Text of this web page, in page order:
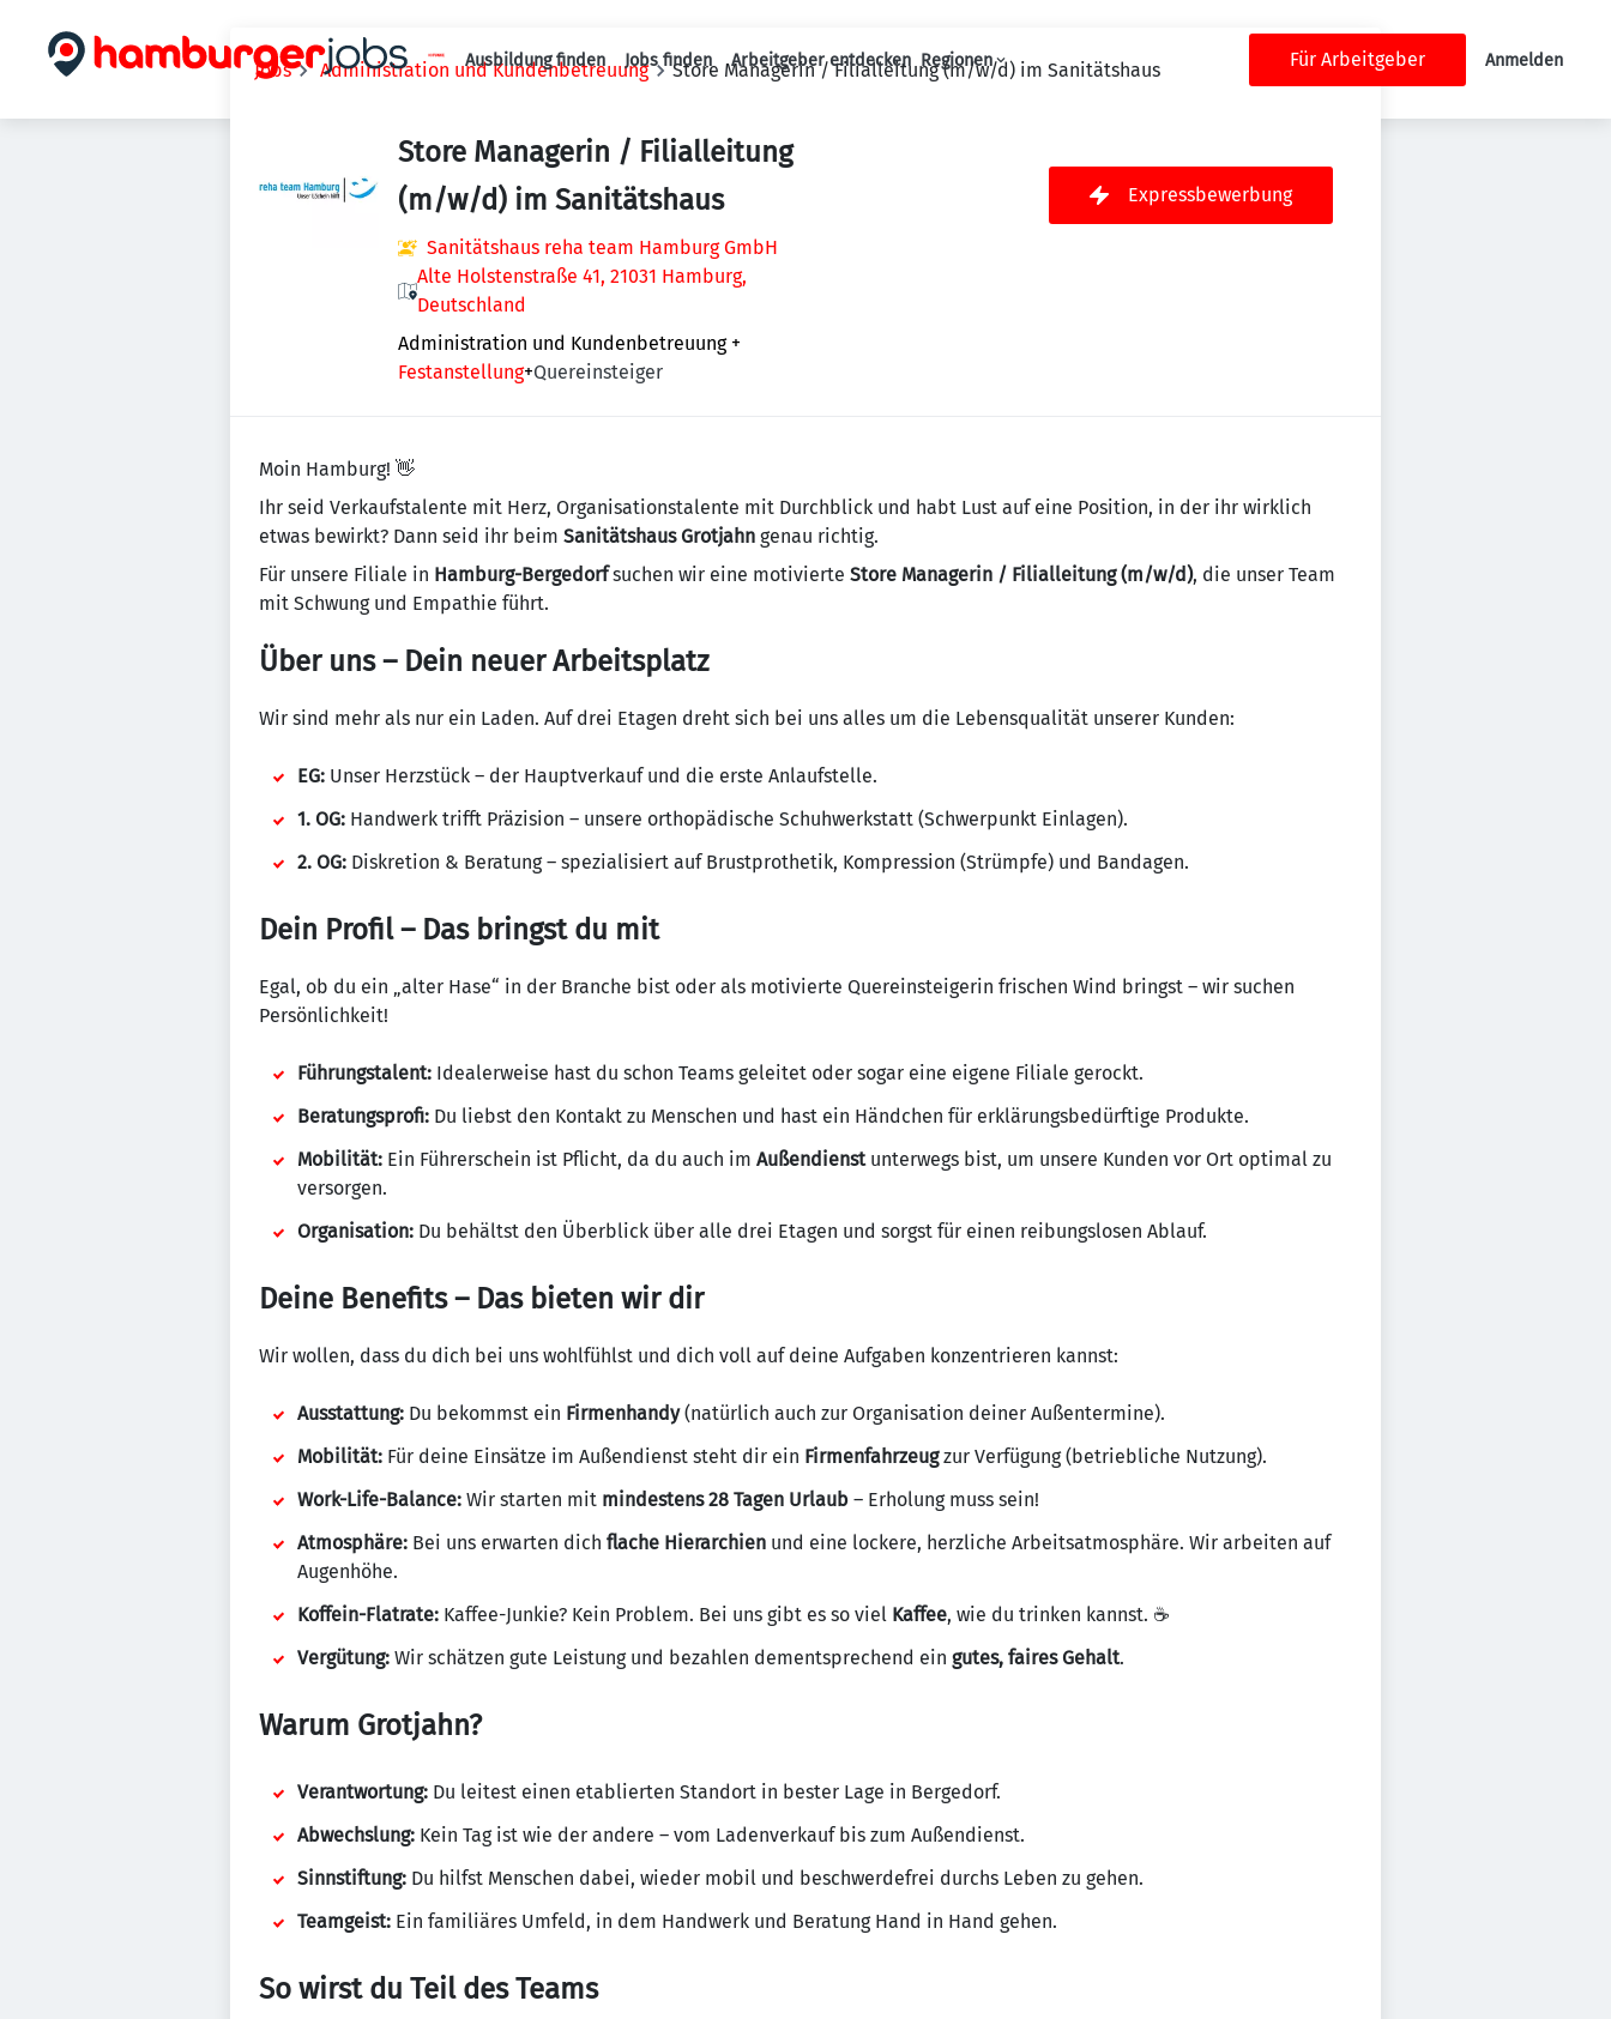
Haupt-Navigation
Ausbildung finden Jobs finden Arbeitgeber entdecken Regionen Für Arbeitgeber Anmelden
Jobs Administration und Kundenbetreuung Store Managerin / Filialleitung (m/w/d) im Sanitätshaus
Store Managerin / Filialleitung
(m/w/d) im Sanitätshaus
Sanitätshaus reha team Hamburg GmbH
Alte Holstenstraße 41, 21031 Hamburg,
Deutschland
Administration und Kundenbetreuung +
Festanstellung+Quereinsteiger
Expressbewerbung
Moin Hamburg! 👋
Ihr seid Verkaufstalente mit Herz, Organisationstalente mit Durchblick und habt Lust auf eine Position, in der ihr wirklich
etwas bewirkt? Dann seid ihr beim Sanitätshaus Grotjahn genau richtig.
Für unsere Filiale in Hamburg-Bergedorfsuchen wir eine motivierte Store Managerin / Filialleitung (m/w/d), die unser Team
mit Schwung und Empathie führt.
Über uns – Dein neuer Arbeitsplatz
Wir sind mehr als nur ein Laden. Auf drei Etagen dreht sich bei uns alles um die Lebensqualität unserer Kunden:
EG: Unser Herzstück – der Hauptverkauf und die erste Anlaufstelle.
1. OG: Handwerk trifft Präzision – unsere orthopädische Schuhwerkstatt (Schwerpunkt Einlagen).
2. OG: Diskretion & Beratung – spezialisiert auf Brustprothetik, Kompression (Strümpfe) und Bandagen.
Dein Profil – Das bringst du mit
Egal, ob du ein „alter Hase“ in der Branche bist oder als motivierte Quereinsteigerin frischen Wind bringst – wir suchen
Persönlichkeit!
Führungstalent: Idealerweise hast du schon Teams geleitet oder sogar eine eigene Filiale gerockt.
Beratungsprofi: Du liebst den Kontakt zu Menschen und hast ein Händchen für erklärungsbedürftige Produkte.
Mobilität: Ein Führerschein ist Pflicht, da du auch im Außendienstunterwegs bist, um unsere Kunden vor Ort optimal zu
versorgen.
Organisation: Du behältst den Überblick über alle drei Etagen und sorgst für einen reibungslosen Ablauf.
Deine Benefits – Das bieten wir dir
Wir wollen, dass du dich bei uns wohlfühlst und dich voll auf deine Aufgaben konzentrieren kannst:
Ausstattung: Du bekommst ein Firmenhandy(natürlich auch zur Organisation deiner Außentermine).
Mobilität: Für deine Einsätze im Außendienst steht dir ein Firmenfahrzeugzur Verfügung (betriebliche Nutzung).
Work-Life-Balance: Wir starten mit mindestens 28 Tagen Urlaub – Erholung muss sein!
Atmosphäre: Bei uns erwarten dich flache Hierarchien und eine lockere, herzliche Arbeitsatmosphäre. Wir arbeiten auf
Augenhöhe.
Koffein-Flatrate: Kaffee-Junkie? Kein Problem. Bei uns gibt es so viel Kaffee, wie du trinken kannst. ☕
Vergütung: Wir schätzen gute Leistung und bezahlen dementsprechend ein gutes, faires Gehalt.
Warum Grotjahn?
Verantwortung: Du leitest einen etablierten Standort in bester Lage in Bergedorf.
Abwechslung: Kein Tag ist wie der andere – vom Ladenverkauf bis zum Außendienst.
Sinnstiftung: Du hilfst Menschen dabei, wieder mobil und beschwerdefrei durchs Leben zu gehen.
Teamgeist: Ein familiäres Umfeld, in dem Handwerk und Beratung Hand in Hand gehen.
So wirst du Teil des Teams